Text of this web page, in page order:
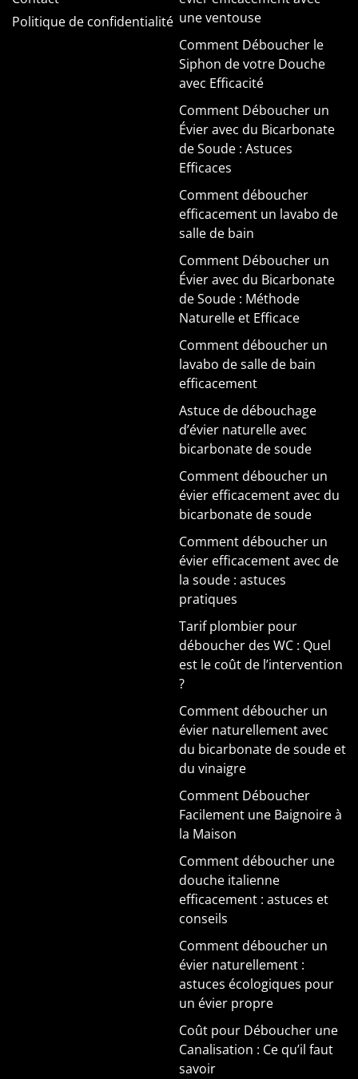
Politique de confidentialité une ventouse
Comment Déboucher le
Siphon de votre Douche
avec Efficacité
Comment Déboucher un
Évier avec du Bicarbonate
de Soude : Astuces
Efficaces
Comment déboucher
efficacement un lavabo de
salle de bain
Comment Déboucher un
Évier avec du Bicarbonate
de Soude : Méthode
Naturelle et Efficace
Comment déboucher un
lavabo de salle de bain
efficacement
Astuce de débouchage
d’évier naturelle avec
bicarbonate de soude
Comment déboucher un
évier efficacement avec du
bicarbonate de soude
Comment déboucher un
évier efficacement avec de
la soude : astuces
pratiques
Tarif plombier pour
déboucher des WC : Quel
est le coût de l’intervention
?
Comment déboucher un
évier naturellement avec
du bicarbonate de soude et
du vinaigre
Comment Déboucher
Facilement une Baignoire à
la Maison
Comment déboucher une
douche italienne
efficacement : astuces et
conseils
Comment déboucher un
évier naturellement :
astuces écologiques pour
un évier propre
Coût pour Déboucher une
Canalisation : Ce qu’il faut
savoir